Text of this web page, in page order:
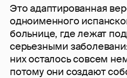
Это адаптированная
одноименного
больнице, где лежат
серьезными
них осталось совсем
потому они создают